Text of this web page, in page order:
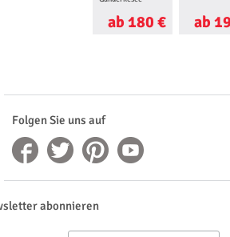
ab 180 € ab
Folgen Sie uns auf
abonnieren